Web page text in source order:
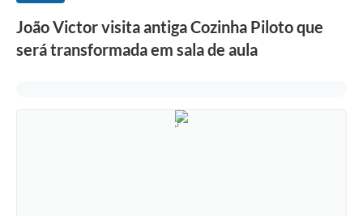
João Victor visita antiga Cozinha Piloto que
será transformada em sala de aula